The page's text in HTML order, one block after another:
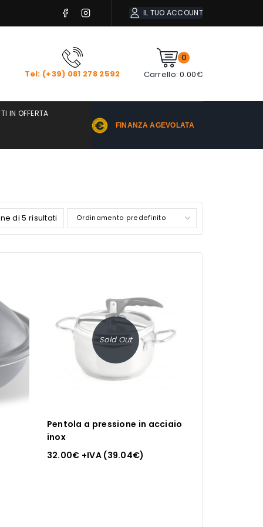
IL TUO ACCOUNT
Tel: (+39) 081 278 2592
0
Carrello: 0.00€
IN OFFERTA
FINANZA AGEVOLATA
di 5 risultati
Sold Out
Pentola a pressione in acciaio
inox
32.00€ +IVA (39.04€)